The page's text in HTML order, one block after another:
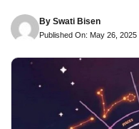
By Swati Bisen
Published On: May 26, 2025